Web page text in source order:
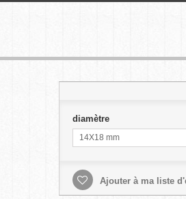
diamètre
14X18 mm
Ajouter à ma liste